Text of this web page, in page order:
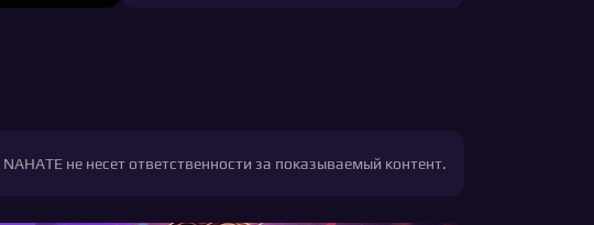
не несет ответственности за показываемый контент.